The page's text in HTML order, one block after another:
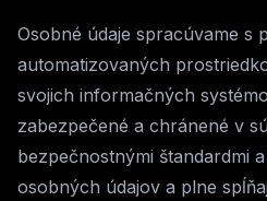
Osobné údaje spracúvame s
automatizovaných
svojich informačných
zabezpečené a chránené v
bezpečnostnými štandardmi
osobných údajov a plne